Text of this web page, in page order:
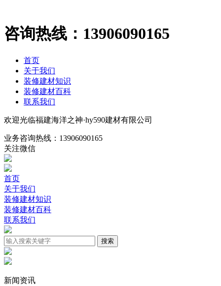
咨询热线： 13906090165
首页
关于我们
装修建材知识
装修建材百科
联系我们
欢迎光临福建海洋之神·hy590建材有限公司
业务咨询热线： 13906090165
关注微信
首页
关于我们
装修建材知识
装修建材百科
联系我们
新闻资讯